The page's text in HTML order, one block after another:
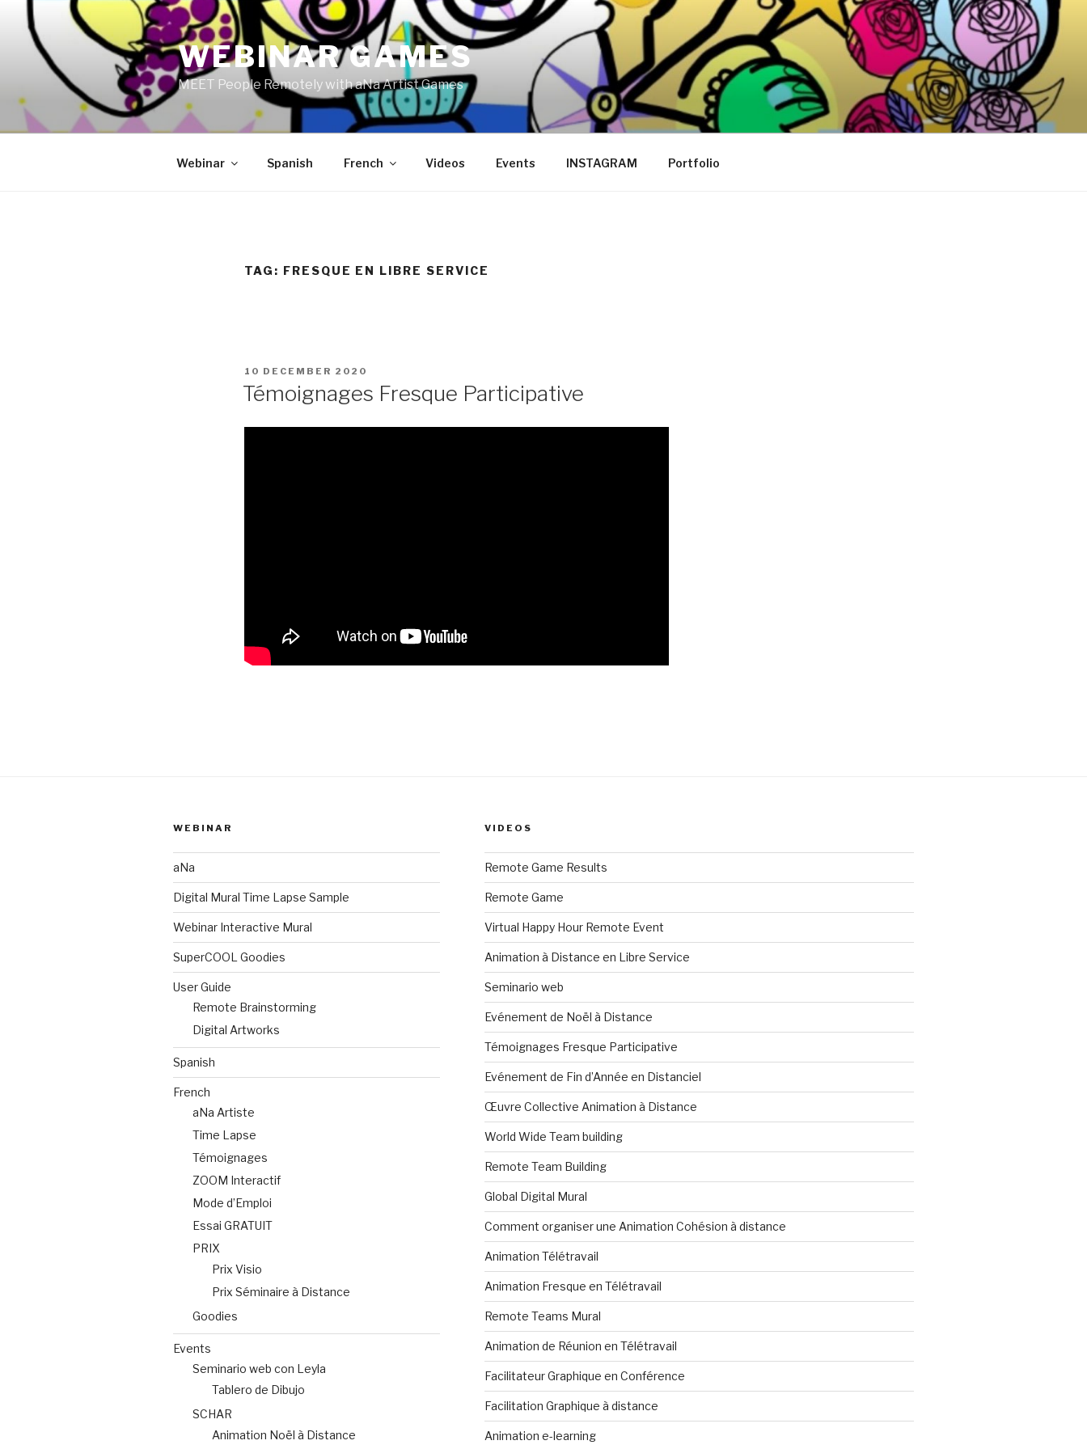
content
WEBINAR GAMES
MEET People Remotely with aNa Artist Games
Webinar Spanish French Videos Events INSTAGRAM Portfolio
TAG: FRESQUE EN LIBRE SERVICE
POSTED
ON
10 DECEMBER 2020
Témoignages Fresque Participative
WEBINAR
aNa
Digital Mural Time Lapse Sample
Webinar Interactive Mural
SuperCOOL Goodies
User Guide
Remote Brainstorming
Digital Artworks
Spanish
French
aNa Artiste
Time Lapse
Témoignages
ZOOM Interactif
Mode d’Emploi
Essai GRATUIT
PRIX
Prix Visio
Prix Séminaire à Distance
Goodies
Events
Seminario web con Leyla
Tablero de Dibujo
SCHAR
Animation Noël à Distance
VIDEOS
Remote Game Results
Remote Game
Virtual Happy Hour Remote Event
Animation à Distance en Libre Service
Seminario web
Evénement de Noël à Distance
Témoignages Fresque Participative
Evénement de Fin d’Année en Distanciel
Œuvre Collective Animation à Distance
World Wide Team building
Remote Team Building
Global Digital Mural
Comment organiser une Animation Cohésion à distance
Animation Télétravail
Animation Fresque en Télétravail
Remote Teams Mural
Animation de Réunion en Télétravail
Facilitateur Graphique en Conférence
Facilitation Graphique à distance
Animation e-learning